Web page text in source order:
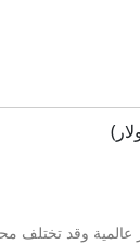
وقد تختلف